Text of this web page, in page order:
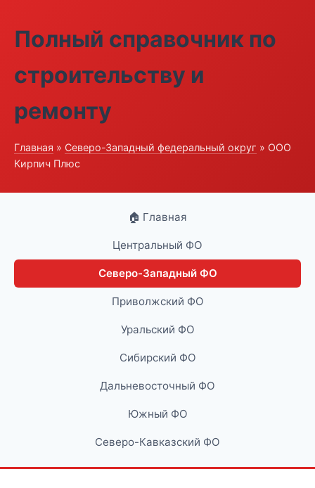
Полный справочник по
строительству и
ремонту
Главная » Северо-Западный федеральный округ » ООО
Кирпич Плюс
🏠 Главная
Центральный ФО
Северо-Западный ФО
Приволжский ФО
Уральский ФО
Сибирский ФО
Дальневосточный ФО
Южный ФО
Северо-Кавказский ФО